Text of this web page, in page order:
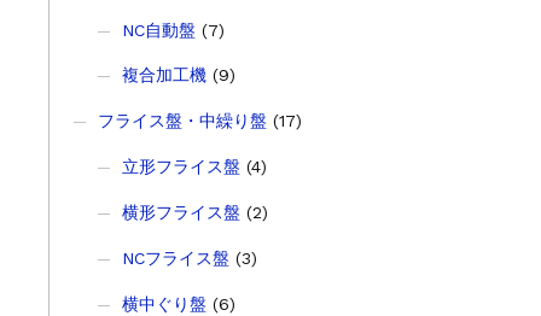
NC自動盤 (7)
複合加工機(9)
フライス盤・中繰り盤 (17)
立形フライス盤 (4)
横形フライス盤 (2)
NCフライス盤 (3)
横中ぐり盤 (6)